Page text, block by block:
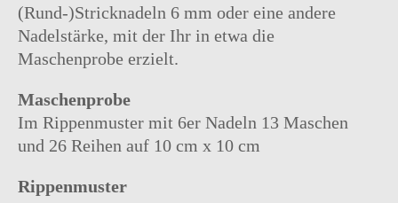
(Rund-)Stricknadeln 6 mm oder eine andere
Nadelstärke, mit der Ihr in etwa die
Maschenprobe erzielt.
Maschenprobe
Im Rippenmuster mit 6er Nadeln 13 Maschen
und 26 Reihen auf 10 cm x 10 cm
Rippenmuster